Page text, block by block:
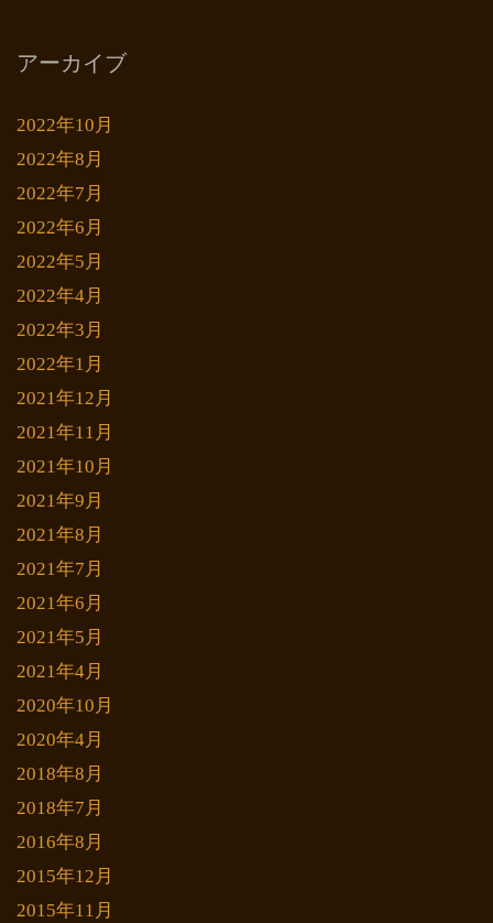
アーカイブ
2022年10月
2022年8月
2022年7月
2022年6月
2022年5月
2022年4月
2022年3月
2022年1月
2021年12月
2021年11月
2021年10月
2021年9月
2021年8月
2021年7月
2021年6月
2021年5月
2021年4月
2020年10月
2020年4月
2018年8月
2018年7月
2016年8月
2015年12月
2015年11月